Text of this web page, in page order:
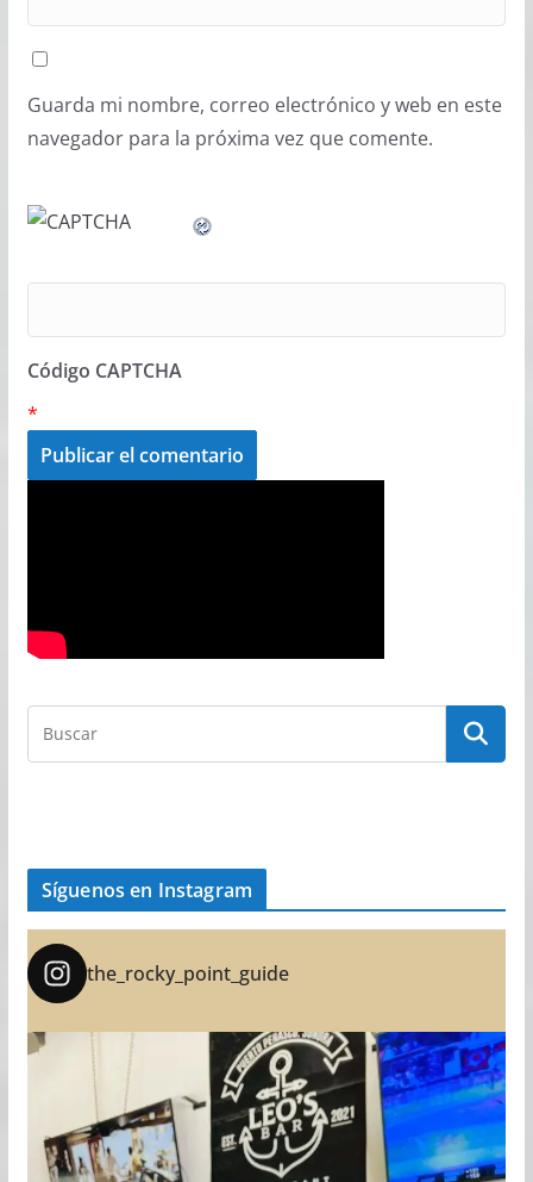
Guarda mi nombre, correo electrónico y web en este
navegador para la próxima vez que comente.
Código CAPTCHA
*
Síguenos en Instagram
the_rocky_point_guide